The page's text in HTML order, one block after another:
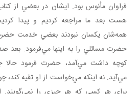
فراوان مأنوس بود. ايشان در بعضي از
هست بعد ما مراجعه کرديم و پيدا
همه‌شان يکسان نبودند بعضي خدمت
حضرت مسائلي را به اينها مي‌فرمود.
کوچه داشت مي‌آمد، حضرت فرمود حالا
مي‌آيد. نه اينکه مي‌خواست از او تقيه